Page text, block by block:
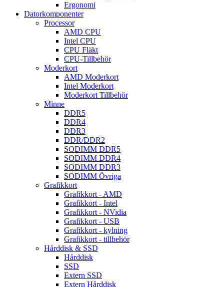
Ergonomi
Datorkomponenter
Processor
AMD CPU
Intel CPU
CPU Fläkt
CPU-Tillbehör
Moderkort
AMD Moderkort
Intel Moderkort
Moderkort Tillbehör
Minne
DDR5
DDR4
DDR3
DDR/DDR2
SODIMM DDR5
SODIMM DDR4
SODIMM DDR3
SODIMM Övriga
Grafikkort
Grafikkort - AMD
Grafikkort - Intel
Grafikkort - NVidia
Grafikkort - USB
Grafikkort - kylning
Grafikkort - tillbehör
Hårddisk & SSD
Hårddisk
SSD
Extern SSD
Extern Hårddisk